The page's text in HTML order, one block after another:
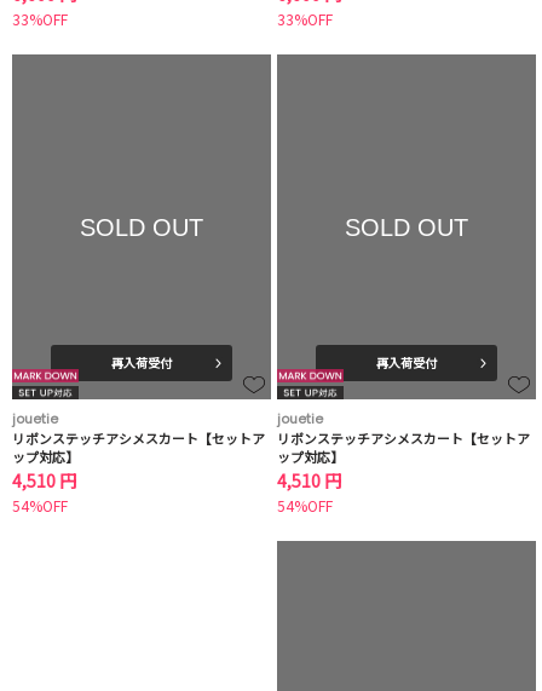
33%OFF 33%OFF
SOLD OUT
再入荷受付
jouetie
リボンステッチアシメスカート【セットア
ップ対応】
4,510 円
54%OFF
SOLD OUT
再入荷受付
jouetie
リボンステッチアシメスカート【セットア
ップ対応】
4,510 円
54%OFF